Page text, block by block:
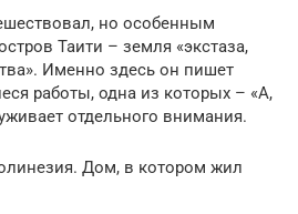
но особенным
Таити – земля «экстаза,
Именно здесь он пишет
работы, одна из которых – «А,
отдельного внимания.
Дом, в котором жил